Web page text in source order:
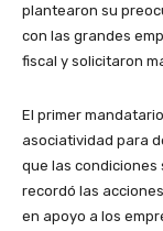
plantearon su
con las grandes
fiscal y solicitaron
El primer
asociatividad para
que las condiciones
recordó las
en apoyo a los